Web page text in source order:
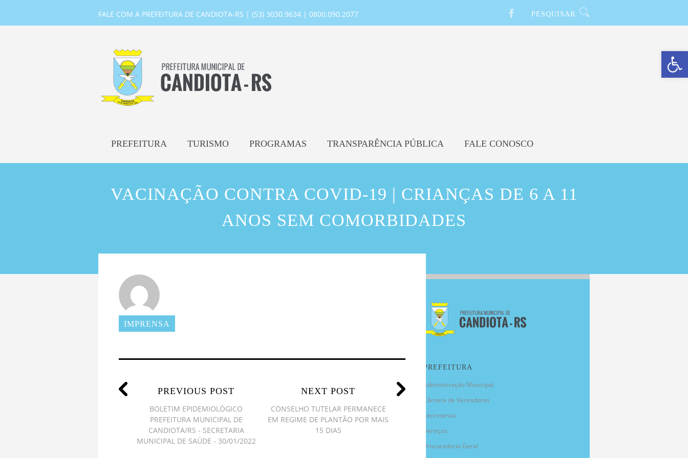
Barra de Ferramentas Aberta
FALE COM A PREFEITURA DE CANDIOTA-RS | (53) 3030.9634 | 0800.090.2077
PREFEITURA TURISMO PROGRAMAS TRANSPARÊNCIA PÚBLICA FALE CONOSCO
VACINAÇÃO CONTRA COVID-19 | CRIANÇAS DE 6 A 11
ANOS SEM COMORBIDADES
IMPRENSA
PREVIOUS POST
BOLETIM EPIDEMIOLÓGICO
PREFEITURA MUNICIPAL DE
CANDIOTA/RS - SECRETARIA
MUNICIPAL DE SAÚDE - 30/01/2022
NEXT POST
CONSELHO TUTELAR PERMANECE
EM REGIME DE PLANTÃO POR MAIS
15 DIAS
PREFEITURA
Administração Municipal
Câmara de Vereadores
Secretarias
Serviços
Procuradoria Geral